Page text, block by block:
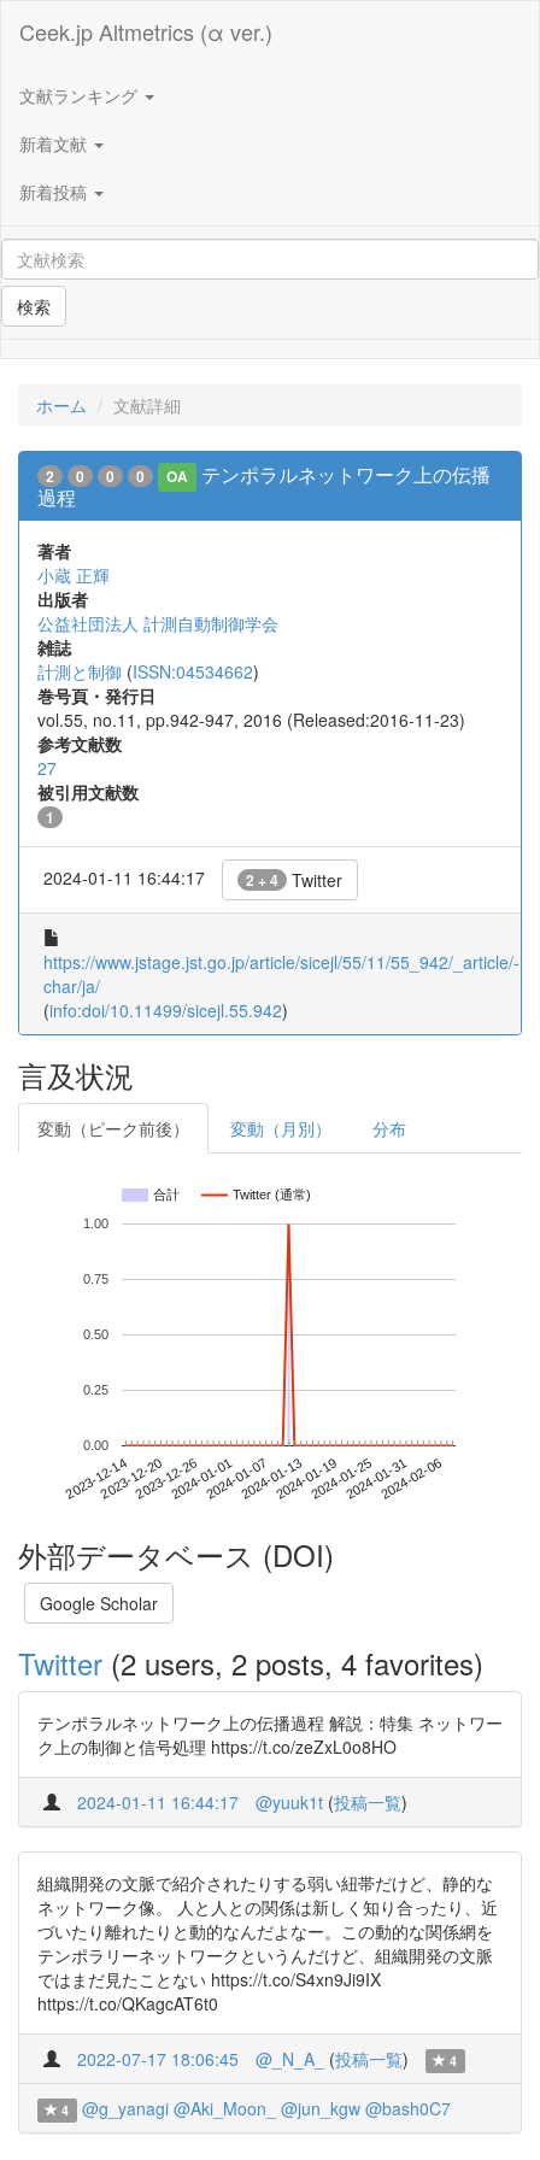
Ceek.jp Altmetrics (α ver.)
文献ランキング
新着文献
新着投稿
検索
ホーム 文献詳細
2 0 0 0 OA
テンポラルネットワーク上の伝播
過程
著者
小蔵 正輝
出版者
公益社団法人 計測自動制御学会
雑誌
計測と制御 (ISSN:04534662)
巻号頁・発行日
vol.55, no.11, pp.942-947, 2016 (Released:2016-11-23)
参考文献数
27
被引用文献数
1
2024-01-11 16:44:17 2 + 4 Twitter
https://www.jstage.jst.go.jp/article/sicejl/55/11/55_942/_article/-
char/ja/
(info:doi/10.11499/sicejl.55.942)
言及状況
変動（ピーク前後） 変動（月別） 分布
合計 Twitter (通常)
2023-12-142023-12-202023-12-262024-01-012024-01-072024-01-132024-01-192024-01-252024-01-312024-02-06
0.00
0.25
0.50
0.75
1.00
外部データベース (DOI)
Google Scholar
Twitter (2 users, 2 posts, 4 favorites)
テンポラルネットワーク上の伝播過程 解説：特集 ネットワー
ク上の制御と信号処理 https://t.co/zeZxL0o8HO
2024-01-11 16:44:17 @yuuk1t (投稿一覧)
組織開発の文脈で紹介されたりする弱い紐帯だけど、静的な
ネットワーク像。 人と人との関係は新しく知り合ったり、近
づいたり離れたりと動的なんだよなー。この動的な関係網を
テンポラリーネットワークというんだけど、組織開発の文脈
ではまだ見たことない https://t.co/S4xn9Ji9IX
https://t.co/QKagcAT6t0
2022-07-17 18:06:45 @_N_A_ (投稿一覧) 4
4 @g_yanagi @Aki_Moon_ @jun_kgw @bash0C7